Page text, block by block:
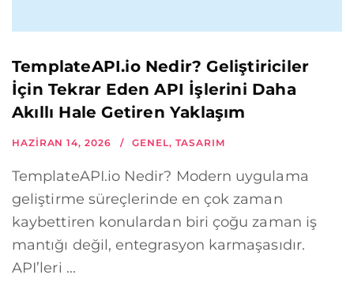
TemplateAPI.io Nedir? Geliştiriciler
İçin Tekrar Eden API İşlerini Daha
Akıllı Hale Getiren Yaklaşım
HAZIRAN 14, 2026 GENEL, TASARIM
TemplateAPI.io Nedir? Modern uygulama
geliştirme süreçlerinde en çok zaman
kaybettiren konulardan biri çoğu zaman iş
mantığı değil, entegrasyon karmaşasıdır.
API’leri ...